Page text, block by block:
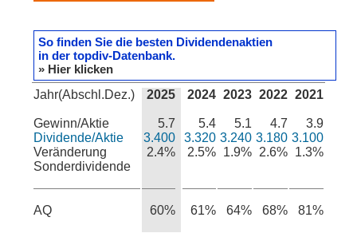
So finden Sie die besten Dividendenaktien
in der topdiv-Datenbank.
» Hier klicken
Jahr(Abschl.Dez.)
Gewinn/Aktie
Dividende/Aktie
Veränderung
Sonderdividende
AQ
2025
5.7
3.400
2.4%
60%
2024
5.4
3.320
2.5%
61%
2023
5.1
3.240
1.9%
64%
2022
4.7
3.180
2.6%
68%
2021
3.9
3.100
1.3%
81%